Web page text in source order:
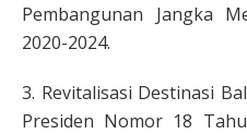
Pembangunan Jangka
2020-2024.
3. Revitalisasi Destinasi
Presiden Nomor 18